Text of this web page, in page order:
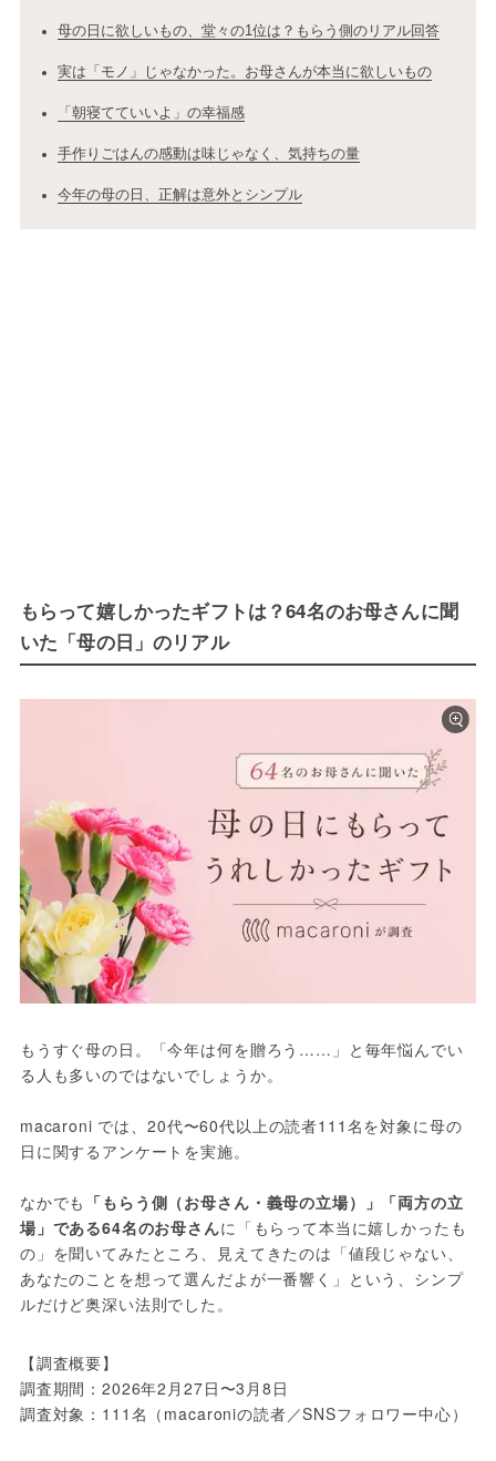
母の日に欲しいもの、堂々の1位は？もらう側のリアル回答
実は「モノ」じゃなかった。お母さんが本当に欲しいもの
「朝寝てていいよ」の幸福感
手作りごはんの感動は味じゃなく、気持ちの量
今年の母の日、正解は意外とシンプル
もらって嬉しかったギフトは？64名のお母さんに聞
いた「母の日」のリアル
もうすぐ母の日。「今年は何を贈ろう……」と毎年悩んでい
る人も多いのではないでしょうか。
macaroni では、20代〜60代以上の読者111名を対象に母の
日に関するアンケートを実施。
なかでも 「もらう側（お母さん・義母の立場）」「両方の立
場」である64名のお母さんに「もらって本当に嬉しかったも
の」を聞いてみたところ、見えてきたのは「値段じゃない、
あなたのことを想って選んだよが一番響く」という、シンプ
ルだけど奥深い法則でした。
【調査概要】
調査期間：2026年2月27日〜3月8日
調査対象：111名（macaroniの読者／SNSフォロワー中心）